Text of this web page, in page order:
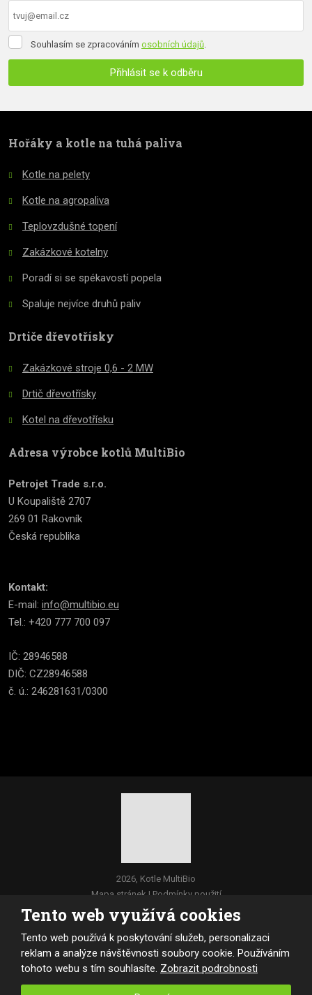
Souhlasím
Souhlasím se zpracováním osobních údajů.
Přihlásit se k odběru
nepodařilo
Hořáky a kotle na tuhá paliva
Kotle na pelety
Kotle na agropaliva
Teplovzdušné topení
Zakázkové kotelny
Poradí si se spékavostí popela
Spaluje nejvíce druhů paliv
Drtiče dřevotřísky
Zakázkové stroje 0,6 - 2 MW
Drtič dřevotřísky
Kotel na dřevotřísku
Adresa výrobce kotlů MultiBio
Petrojet Trade s.r.o.
U Koupaliště 2707
269 01 Rakovník
Česká republika
Kontakt:
E-mail: info@multibio.eu
Tel.: +420 777 700 097
IČ: 28946588
DIČ: CZ28946588
č. ú.: 246281631/0300
2026, Kotle MultiBio
Mapa stránek | Podmínky použití
VYROBILA
Tento web je chráněn pomocí Google ReCAPTCHA a platí pro něj
zásady ochrany osobních údajů a smluvní podmínky
Tento web využívá cookies
Tento web používá k poskytování služeb, personalizaci
reklam a analýze návštěvnosti soubory cookie. Používáním
tohoto webu s tím souhlasíte. Zobrazit podrobnosti